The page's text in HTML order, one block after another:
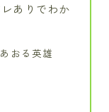
ありでわか
おる英雄